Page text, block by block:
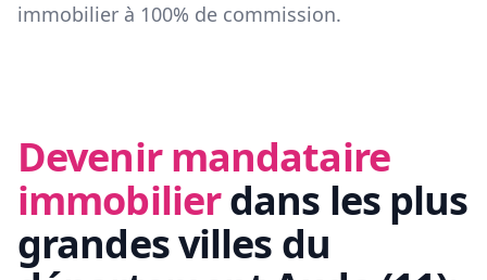
immobilier à 100% de commission.
Devenir mandataire
immobilierdans les plus
grandes villes du